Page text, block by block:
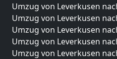
Umzug von Leverkusen
Umzug von Leverkusen
Umzug von Leverkusen
Umzug von Leverkusen
Umzug von Leverkusen